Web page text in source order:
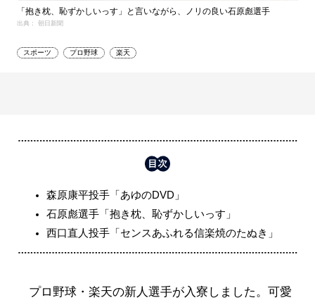
「抱き枕、恥ずかしいっす」と言いながら、ノリの良い石原彪選手
出典： 朝日新聞
スポーツ プロ野球 楽天
森原康平投手「あゆのDVD」
石原彪選手「抱き枕、恥ずかしいっす」
西口直人投手「センスあふれる信楽焼のたぬき」
プロ野球・楽天の新人選手が入寮しました。可愛